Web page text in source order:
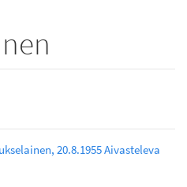
20.8.1955 Aivasteleva